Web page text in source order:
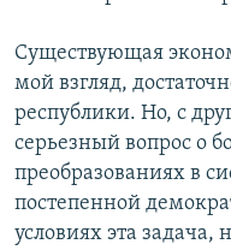
Существующая
мой взгляд,
республики. Но, с
серьезный вопрос о
преобразованиях в
постепенной
условиях эта задача,